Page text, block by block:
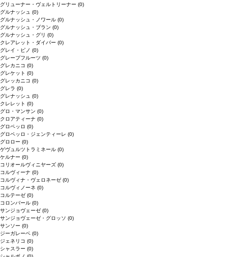
グリューナー・ヴェルトリーナー (0)
グルナッシュ (0)
グルナッシュ・ノワール (0)
グルナッシュ・ブラン (0)
グルナッシュ・グリ (0)
クレアレット・ダイバー (0)
グレイ・ピノ (0)
グレープフルーツ (0)
グレカニコ (0)
グレケット (0)
グレッカニコ (0)
グレラ (0)
グレナッシュ (0)
クレレット (0)
グロ・マンサン (0)
クロアティーナ (0)
グロペッロ (0)
グロペッロ・ジェンティーレ (0)
グロロー (0)
ゲヴュルツトラミネール (0)
ケルナー (0)
コリオールヴィニヤーズ (0)
コルヴィーナ (0)
コルヴィナ・ヴェロネーゼ (0)
コルヴィノーネ (0)
コルテーゼ (0)
コロンバール (0)
サンジョヴェーゼ (0)
サンジョヴェーゼ・グロッソ (0)
サンソー (0)
ジーガレーベ (0)
ジェネリコ (0)
シャスラー (0)